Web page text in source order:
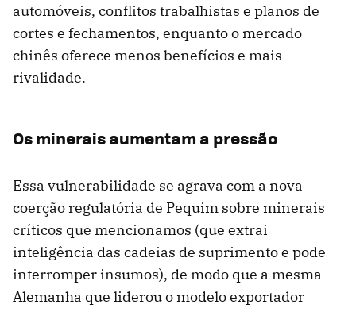
automóveis, conflitos trabalhistas e planos de
cortes e fechamentos, enquanto o mercado
chinês oferece menos benefícios e mais
rivalidade.
Os minerais aumentam a pressão
Essa vulnerabilidade se agrava com a nova
coerção regulatória de Pequim sobre minerais
críticos que mencionamos (que extrai
inteligência das cadeias de suprimento e pode
interromper insumos), de modo que a mesma
Alemanha que liderou o modelo exportador